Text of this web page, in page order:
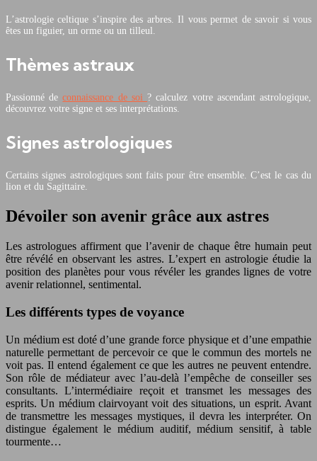
L’astrologie celtique s’inspire des arbres. Il vous permet de savoir si vous
êtes un figuier, un orme ou un tilleul.
Thèmes astraux
Passionné deconnaissance de soi? calculez votre ascendant astrologique,
découvrez votre signe et ses interprétations.
Signes astrologiques
Certains signes astrologiques sont faits pour être ensemble. C’est le cas du
lion et du Sagittaire.
Dévoiler son avenir grâce aux astres
Les astrologues affirment que l’avenir de chaque être humain peut
être révélé en observant les astres. L’expert en astrologie étudie la
position des planètes pour vous révéler les grandes lignes de votre
avenir relationnel, sentimental.
Les différents types de voyance
Un médium est doté d’une grande force physique et d’une empathie
naturelle permettant de percevoir ce que le commun des mortels ne
voit pas. Il entend également ce que les autres ne peuvent entendre.
Son rôle de médiateur avec l’au-delà l’empêche de conseiller ses
consultants. L’intermédiaire reçoit et transmet les messages des
esprits. Un médium clairvoyant voit des situations, un esprit. Avant
de transmettre les messages mystiques, il devra les interpréter. On
distingue également le médium auditif, médium sensitif, à table
tourmente…